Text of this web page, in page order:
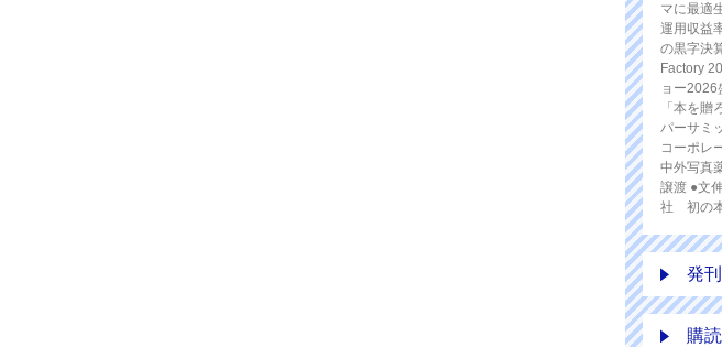
マに最適
運用収益
の黒字決
Factory
ョー
「本を
パーサミ
コーポレ
中外写真
譲渡 ●文
社 初の
発
購